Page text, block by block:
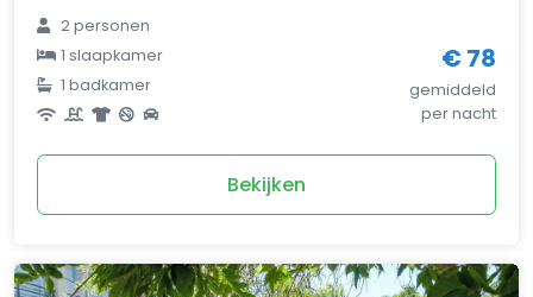
2 personen
1 slaapkamer
1 badkamer
€ 78
gemiddeld
per nacht
Bekijken